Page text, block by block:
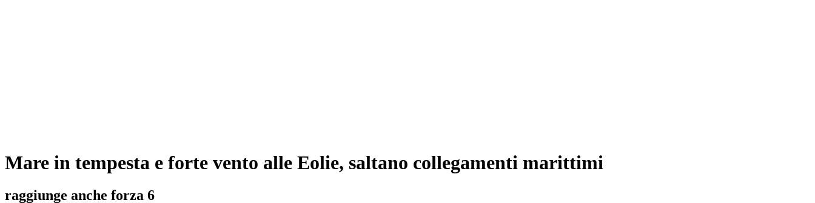
Mare in tempesta e forte vento alle Eolie, saltano collegamenti marittimi
raggiunge anche forza 6